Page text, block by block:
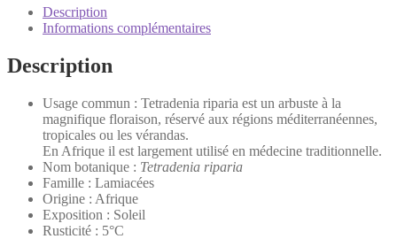
Description
Informations complémentaires
Description
Usage commun : Tetradenia riparia est un arbuste à la
magnifique floraison, réservé aux régions méditerranéennes,
tropicales ou les vérandas.
En Afrique il est largement utilisé en médecine traditionnelle.
Nom botanique : Tetradenia riparia
Famille : Lamiacées
Origine : Afrique
Exposition : Soleil
Rusticité : 5°C